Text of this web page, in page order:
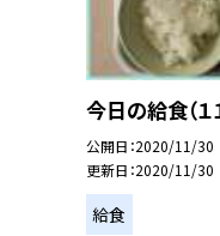
今日の給食（１
公開日 2020/11/30
更新日 2020/11/30
給食